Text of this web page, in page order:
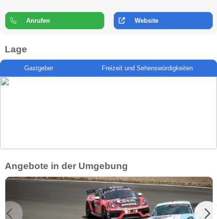
Anrufen Website
Lage
Gastgeber Freizeit und Sehenswürdigkeiten
Angebote in der Umgebung